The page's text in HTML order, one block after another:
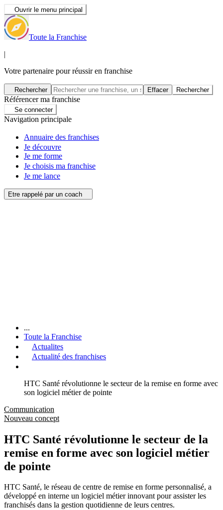
Ouvrir le menu principal
Toute la Franchise
|
Votre partenaire pour réussir en franchise
Rechercher Effacer Rechercher
Référencer ma franchise
Se connecter
Navigation principale
Annuaire des franchises
Je découvre
Je me forme
Je choisis ma franchise
Je me lance
Etre rappelé par un coach
...
Toute la Franchise
Actualites
Actualité des franchises
HTC Santé révolutionne le secteur de la remise en forme avec
son logiciel métier de pointe
Communication
Nouveau concept
HTC Santé révolutionne le secteur de la
remise en forme avec son logiciel métier
de pointe
HTC Santé, le réseau de centre de remise en forme personnalisé, a
développé en interne un logiciel métier innovant pour assister les
franchisés dans la gestion quotidienne de leurs centres.